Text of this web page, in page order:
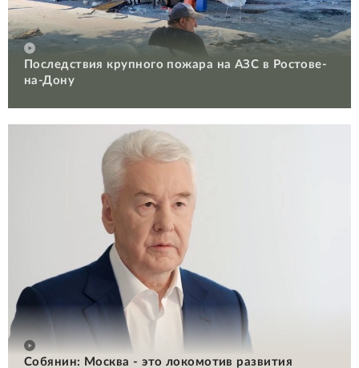
Последствия крупного пожара на АЗС в Ростове-
на-Дону
Собянин: Москва - это локомотив развития